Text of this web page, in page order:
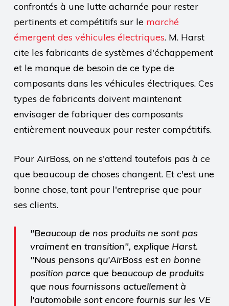
confrontés à une lutte acharnée pour rester
pertinents et compétitifs sur le marché
émergent des véhicules électriques. M. Harst
cite les fabricants de systèmes d'échappement
et le manque de besoin de ce type de
composants dans les véhicules électriques. Ces
types de fabricants doivent maintenant
envisager de fabriquer des composants
entièrement nouveaux pour rester compétitifs.
Pour AirBoss, on ne s'attend toutefois pas à ce
que beaucoup de choses changent. Et c'est une
bonne chose, tant pour l'entreprise que pour
ses clients.
"Beaucoup de nos produits ne sont pas
vraiment en transition", explique Harst.
"Nous pensons qu'AirBoss est en bonne
position parce que beaucoup de produits
que nous fournissons actuellement à
l'automobile sont encore fournis sur les VE